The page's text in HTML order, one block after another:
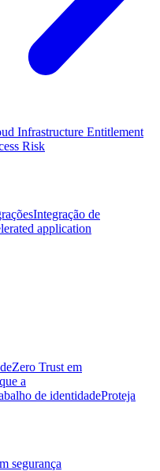
Infrastructure Entitlement
Risk
Integração de
application
Zero Trust em
a
de identidadeProteja
segurança